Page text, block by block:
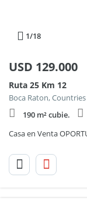
1/18
USD 129.000
Ruta 25 Km 12
Boca Raton,
190 m² cubie.
Casa en Venta